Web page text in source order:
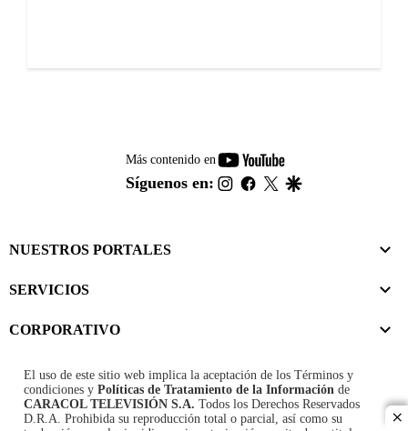
Más contenido en
youtube-
footer
Síguenos en: instagram
facebook
twitter
NUESTROS PORTALES
SERVICIOS
CORPORATIVO
El uso de este sitio web implica la aceptación de los Términos y
condiciones y Políticas de Tratamiento de la Información de
CARACOL TELEVISIÓN S.A. Todos los Derechos Reservados
D.R.A. Prohibida su reproducción total o parcial, así como su